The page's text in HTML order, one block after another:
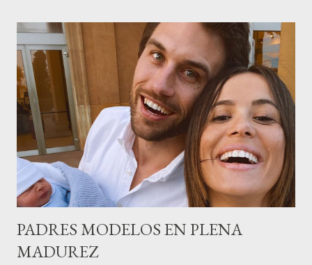
peluquería del grupo.Justo hace unos días Carol Pagés nos
contaba detalles del homenaje en Actualida Rosa en RCE
radio,en el programa que presento todos los jueves de 17 a 18
horas . Carolina y Quionia Pagés Carolina Pagés La cita ,en el
Museu Marítim de BCN ,en las Drassanes reunió a figuras
destacadas del sector,así como clientes, autoridades y medios
de comunicación, en una velada inolvidable bajo el lema “Cien
años peinando almas, creando belleza,i...
PADRES MODELOS EN PLENA
MADUREZ